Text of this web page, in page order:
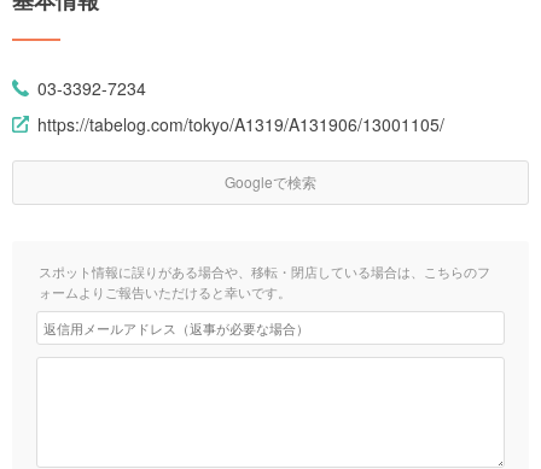
03-3392-7234
https://tabelog.com/tokyo/A1319/A131906/13001105/
Googleで検索
スポット情報に誤りがある場合や、移転・閉店している場合は、こちらのフ
ォームよりご報告いただけると幸いです。